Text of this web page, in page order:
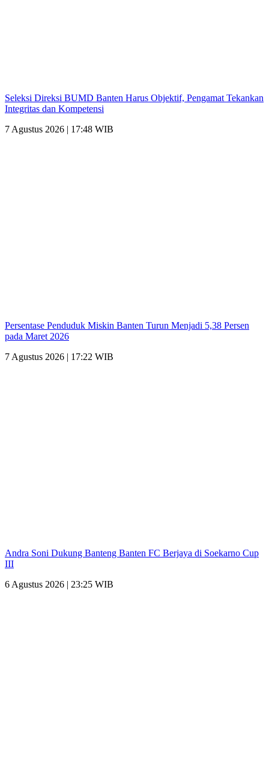
Seleksi Direksi BUMD Banten Harus Objektif, Pengamat Tekankan
Integritas dan Kompetensi
7 Agustus 2026 | 17:48 WIB
Persentase Penduduk Miskin Banten Turun Menjadi 5,38 Persen
pada Maret 2026
7 Agustus 2026 | 17:22 WIB
Andra Soni Dukung Banteng Banten FC Berjaya di Soekarno Cup
III
6 Agustus 2026 | 23:25 WIB